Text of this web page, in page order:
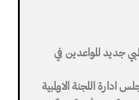
جديد للواعدين في
اللجنة الاولمبية